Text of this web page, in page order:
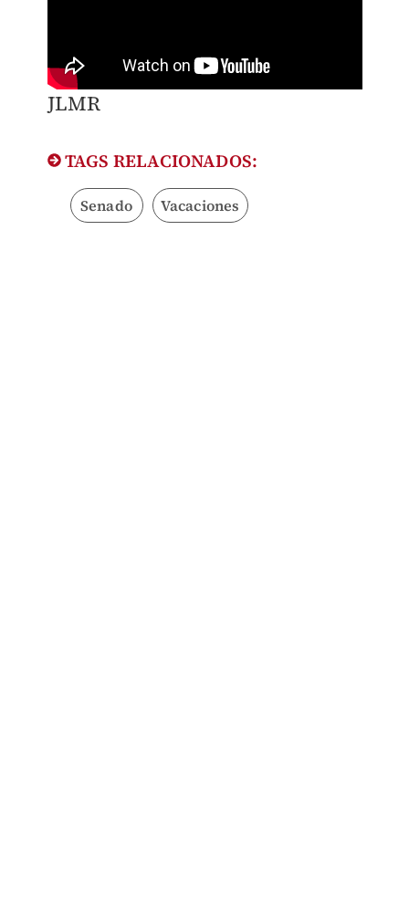
JLMR
TAGS RELACIONADOS:
Senado Vacaciones